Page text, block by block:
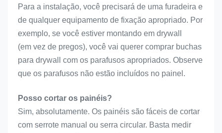
Para a instalação, você precisará de uma furadeira e
de qualquer equipamento de fixação apropriado. Por
exemplo, se você estiver montando em drywall
(em vez de pregos), você vai querer comprar buchas
para drywall com os parafusos apropriados. Observe
que os parafusos não estão incluídos no painel.
Posso cortar os painéis?
Sim, absolutamente. Os painéis são fáceis de cortar
com serrote manual ou serra circular. Basta medir